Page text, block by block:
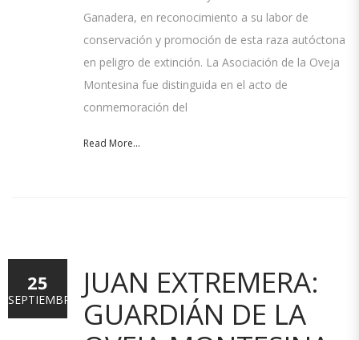
Ganadera, en reconocimiento a su labor de
conservación y promoción de esta raza autóctona
en peligro de extinción. La Asociación de la Oveja
Montesina fue distinguida en el acto de
conmemoración del
Read More...
JUAN EXTREMERA:
GUARDIÁN DE LA
25
SEPTIEMBRE